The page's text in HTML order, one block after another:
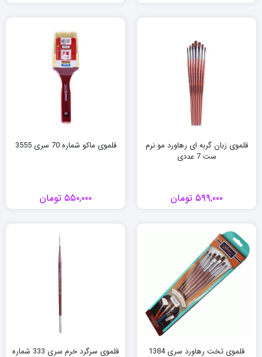
قلموی زبان گربه ای رهاورد مو نرم
ست 7 عددی
۵۹۹,۰۰۰ تومان
قلموی ماکو شماره 70 سری 3555
۵۵۰,۰۰۰ تومان
قلموی تخت رهاورد سری 1384
قلموی سرگرد خرم سری 333 شماره